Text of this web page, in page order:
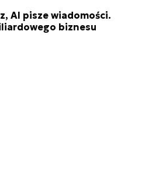
AI pisze wiadomości.
biznesu